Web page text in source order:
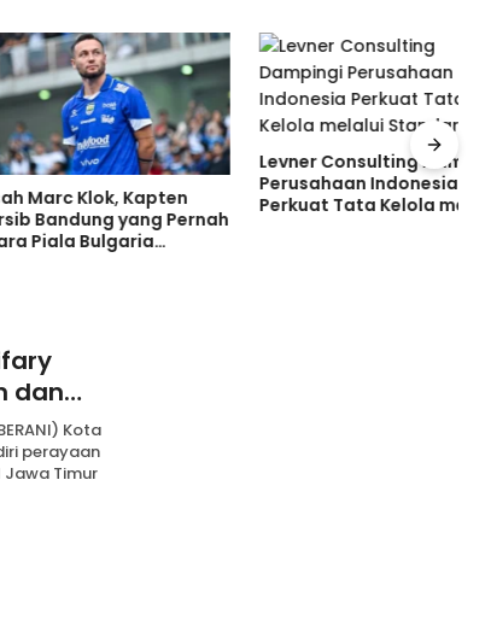
Klok, Kapten
yang Pernah
Bulgaria
Levner Consulting Dampingi
Perusahaan Indonesia
Perkuat Tata Kelola melalui
Standar ISO
dan
Kota
perayaan
Jawa Timur